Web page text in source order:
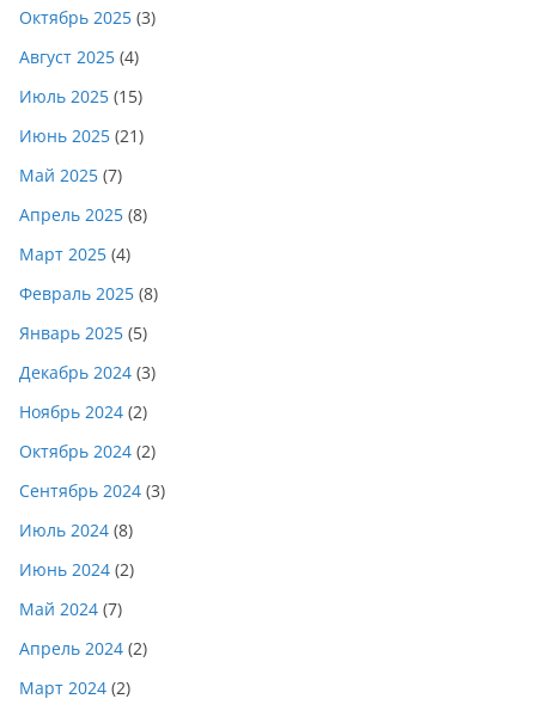
Октябрь 2025 (3)
Август 2025 (4)
Июль 2025 (15)
Июнь 2025 (21)
Май 2025 (7)
Апрель 2025 (8)
Март 2025 (4)
Февраль 2025 (8)
Январь 2025 (5)
Декабрь 2024 (3)
Ноябрь 2024 (2)
Октябрь 2024 (2)
Сентябрь 2024 (3)
Июль 2024 (8)
Июнь 2024 (2)
Май 2024 (7)
Апрель 2024 (2)
Март 2024 (2)